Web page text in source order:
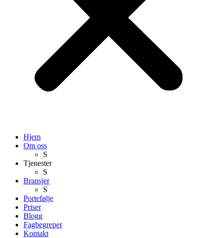
Hjem
Om oss
S
Tjenester
S
Bransjer
S
Portefølje
Priser
Blogg
Fagbegreper
Kontakt